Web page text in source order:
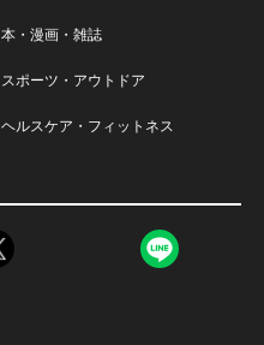
本・漫画・雑誌
スポーツ・アウトドア
ヘルスケア・フィットネス